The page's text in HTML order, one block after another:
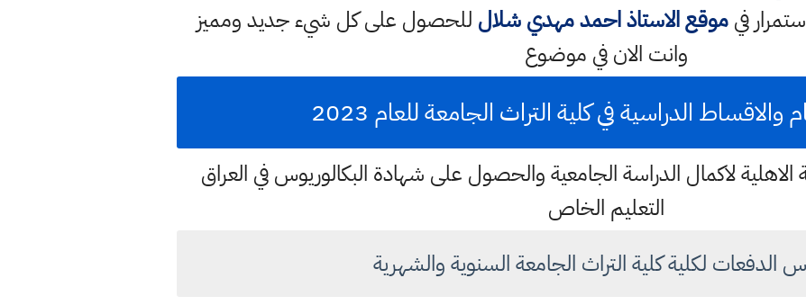
فيموقع الاستاذ احمد مهدي شلال للحصول على كل شيء جديد ومميز
وانت الان في موضوع
والاقساط الدراسية في كلية التراث الجامعة للعام 2023
الاهلية لاكمال الدراسة الجامعية والحصول على شهادة البكالوريوس في العراق
التعليم الخاص
الدفعات لكلية كلية التراث الجامعة السنوية والشهرية